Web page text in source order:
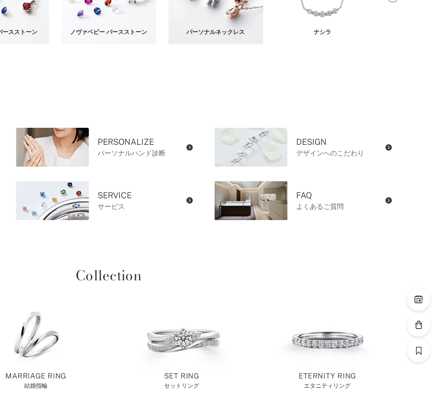
ースストーン ノヴァベビー バースストーン パーソナルネックレス ナシラ
PERSONALIZE
パーソナルハンド診断
DESIGN
デザインへのこだわり
SERVICE
サービス
FAQ
よくあるご質問
Collection
MARRIAGE RING
結婚指輪
SET RING
セットリング
ETERNITY RING
エタニティリング